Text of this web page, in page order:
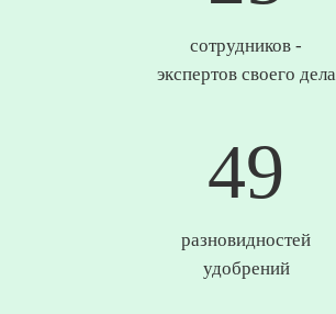
сотрудников -
экспертов своего дела
50
разновидностей
удобрений